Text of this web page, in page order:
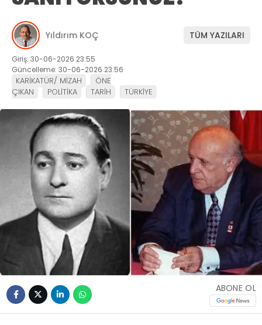
Yıldırım KOÇ TÜM YAZILARI
Giriş: 30-06-2026 23:55
Güncelleme: 30-06-2026 23:56
KARİKATÜR/ MİZAH
ÖNE
ÇIKAN
POLİTİKA TARİH TÜRKİYE
ABONE OL